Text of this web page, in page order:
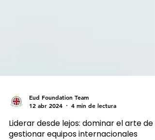
Eud Foundation Team
12 abr 2024
4 min de lectura